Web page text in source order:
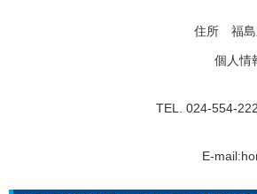
住所 福島
個人情
TEL. 024-554-
E-